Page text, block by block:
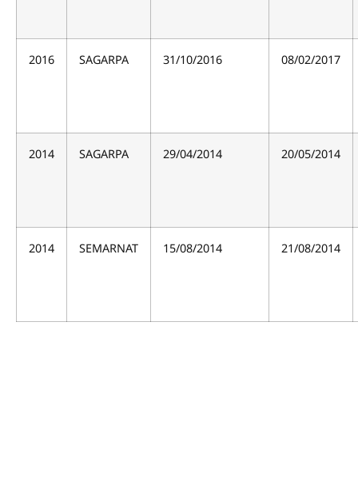
2016 SAGARPA 31/10/2016 08/02/2017
2014 SAGARPA 29/04/2014 20/05/2014
2014 SEMARNAT 15/08/2014 21/08/2014